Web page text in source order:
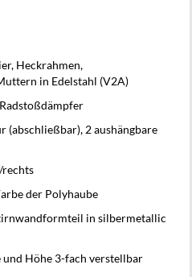
Heckrahmen,
in Edelstahl (V2A)
(abschließbar), 2 aushängbare
der Polyhaube
in silbermetallic
und Höhe 3-fach verstellbar